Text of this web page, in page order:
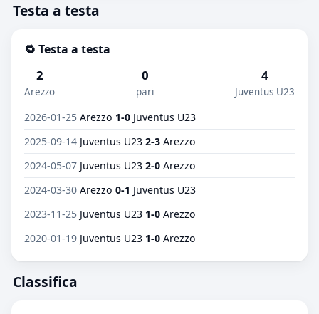
Testa a testa
🔁 Testa a testa
2
Arezzo
0
pari
4
Juventus U23
2026-01-25 Arezzo 1-0 Juventus U23
2025-09-14 Juventus U23 2-3 Arezzo
2024-05-07 Juventus U23 2-0 Arezzo
2024-03-30 Arezzo 0-1 Juventus U23
2023-11-25 Juventus U23 1-0 Arezzo
2020-01-19 Juventus U23 1-0 Arezzo
Classifica